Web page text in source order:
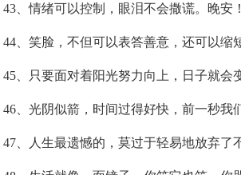
43、情绪可以控制，眼泪不会撒谎。晚安！
44、笑脸，不但可以表答善意，还可以缩
45、只要面对着阳光努力向上，日子就会
46、光阴似箭，时间过得好快，前一秒我
47、人生最遗憾的，莫过于轻易地放弃了